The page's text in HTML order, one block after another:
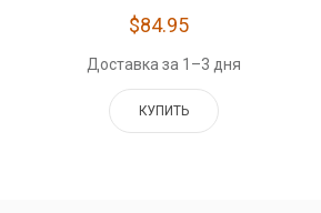
$84.95
Доставка за 1–3 дня
КУПИТЬ